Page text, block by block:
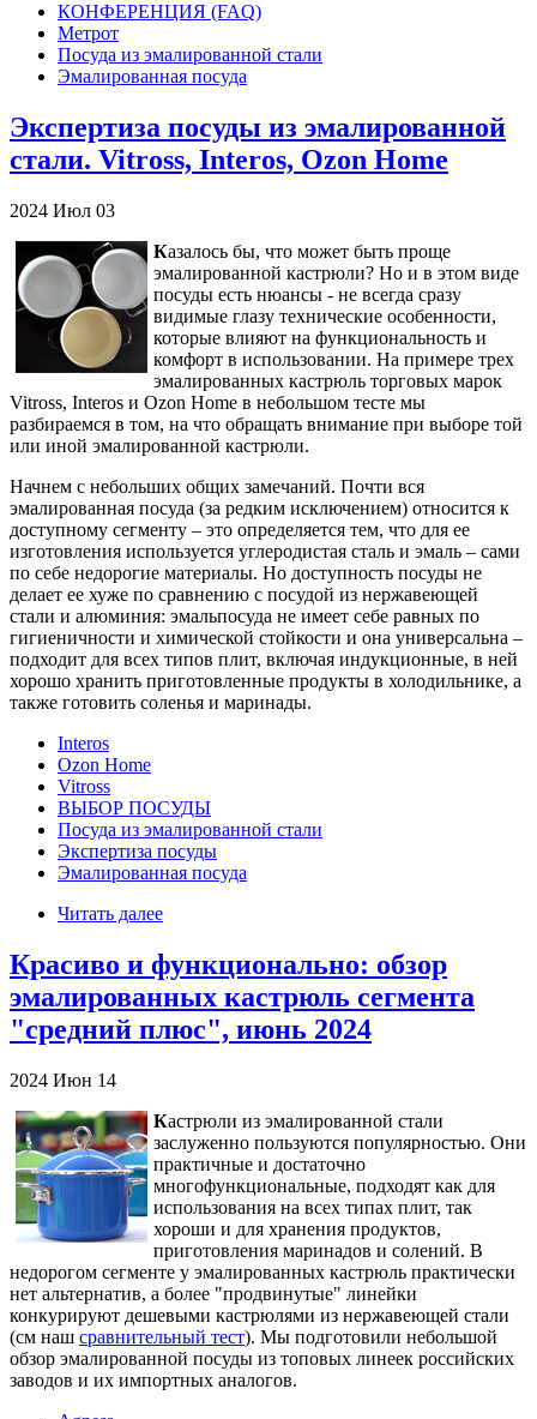
КОНФЕРЕНЦИЯ (FAQ)
Метрот
Посуда из эмалированной стали
Эмалированная посуда
Экспертиза посуды из эмалированной
стали. Vitross, Interos, Ozon Home
2024 Июл 03
Казалось бы, что может быть проще
эмалированной кастрюли? Но и в этом виде
посуды есть нюансы - не всегда сразу
видимые глазу технические особенности,
которые влияют на функциональность и
комфорт в использовании. На примере трех
эмалированных кастрюль торговых марок
Vitross, Interos и Ozon Home в небольшом тесте мы
разбираемся в том, на что обращать внимание при выборе той
или иной эмалированной кастрюли.
Начнем с небольших общих замечаний. Почти вся
эмалированная посуда (за редким исключением) относится к
доступному сегменту – это определяется тем, что для ее
изготовления используется углеродистая сталь и эмаль – сами
по себе недорогие материалы. Но доступность посуды не
делает ее хуже по сравнению с посудой из нержавеющей
стали и алюминия: эмальпосуда не имеет себе равных по
гигиеничности и химической стойкости и она универсальна –
подходит для всех типов плит, включая индукционные, в ней
хорошо хранить приготовленные продукты в холодильнике, а
также готовить соленья и маринады.
Interos
Ozon Home
Vitross
ВЫБОР ПОСУДЫ
Посуда из эмалированной стали
Экспертиза посуды
Эмалированная посуда
Читать далее
Красиво и функционально: обзор
эмалированных кастрюль сегмента
"средний плюс", июнь 2024
2024 Июн 14
Кастрюли из эмалированной стали
заслуженно пользуются популярностью. Они
практичные и достаточно
многофункциональные, подходят как для
использования на всех типах плит, так
хороши и для хранения продуктов,
приготовления маринадов и солений. В
недорогом сегменте у эмалированных кастрюль практически
нет альтернатив, а более "продвинутые" линейки
конкурируют дешевыми кастрюлями из нержавеющей стали
(см наш сравнительный тест). Мы подготовили небольшой
обзор эмалированной посуды из топовых линеек российских
заводов и их импортных аналогов.